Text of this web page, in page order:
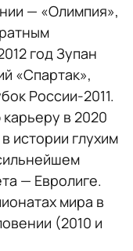
— «Олимпия»,
год Зупан
«Спартак»,
России-2011.
в 2020
истории глухим
— Евролиге.
мира в
(2010 и